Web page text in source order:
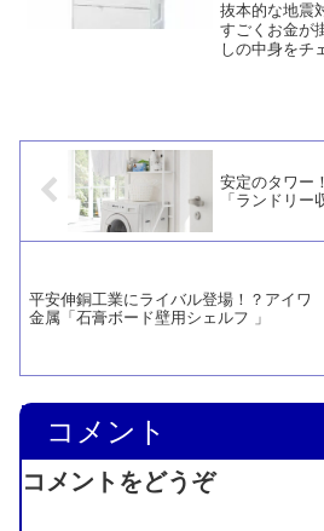
抜本的な地震
すごくお金が
しの中身をチ
安定のタワー
「ランドリー
平安伸銅工業にライバル登場！？アイワ
金属「石膏ボード壁用シェルフ 」
コメント
コメントをどうぞ